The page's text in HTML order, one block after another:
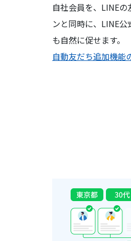
自社会員を、LINE
ンと同時に、LINE
も自然に促せます。
自動友だち追加機能